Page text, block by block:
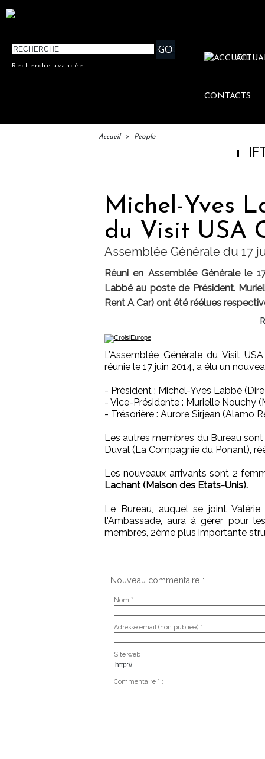
Recherche avancée
CONTACTS
Accueil > People
IFTM :
Michel-Yves
du Visit USA
Assemblée Générale du 17
Réuni en Assemblée Générale le
Labbé au poste de Président.
Rent A Car) ont été réélues
L’Assemblée Générale du Visit
réunie le 17 juin 2014, a élu un
- Président : Michel-Yves Labbé
- Vice-Présidente : Murielle Nouchy
- Trésorière : Aurore Sirjean (Alamo
Les autres membres du Bureau
Duval (La Compagnie du Ponant),
Les nouveaux arrivants sont 2
Lachant (Maison des Etats-Unis).
Le Bureau, auquel se joint
l'Ambassade, aura à gérer pour
membres, 2ème plus importante
Nouveau commentaire :
Nom * :
Adresse email (non publiée) * :
Site web :
Commentaire * :